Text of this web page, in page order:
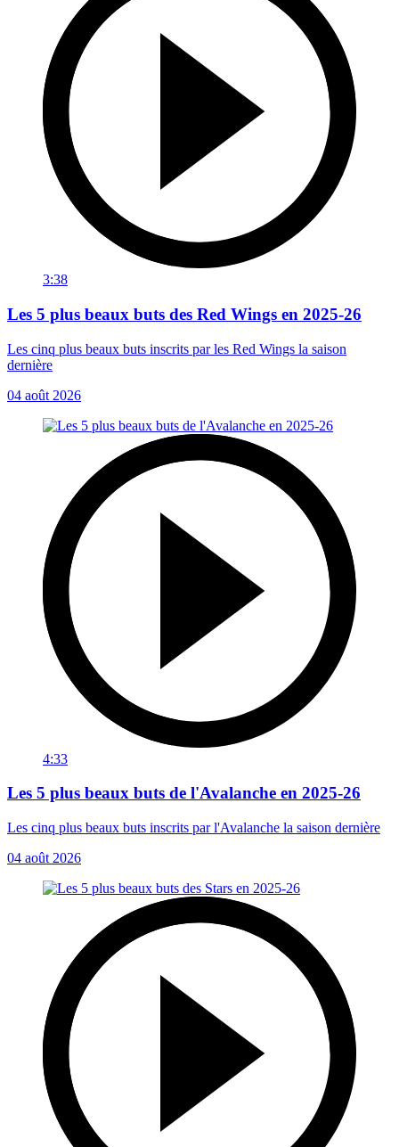
3:38
Les 5 plus beaux buts des Red Wings en 2025-26
Les cinq plus beaux buts inscrits par les Red Wings la saison
dernière
04 août 2026
4:33
Les 5 plus beaux buts de l'Avalanche en 2025-26
Les cinq plus beaux buts inscrits par l'Avalanche la saison dernière
04 août 2026